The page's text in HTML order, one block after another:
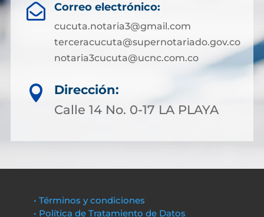
 Correo electrónico:
cucuta.notaria3@gmail.com
terceracucuta@supernotariado.gov.co
notaria3cucuta@ucnc.com.co

Dirección:
Calle 14 No. 0-17 LA PLAYA
• Términos y condiciones
• Política de Tratamiento de Datos